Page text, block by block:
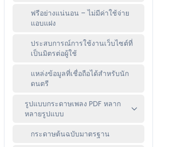
ฟรีอย่างแน่นอน – ไม่มีค่าใช้จ่าย
แอบแฝง
ประสบการณ์การใช้งานเว็บไซต์ที่
เป็นมิตรต่อผู้ใช้
แหล่งข้อมูลที่เชื่อถือได้สำหรับนัก
ดนตรี
รูปแบบกระดาษเพลง PDF หลาก
หลายรูปแบบ
กระดาษต้นฉบับมาตรฐาน